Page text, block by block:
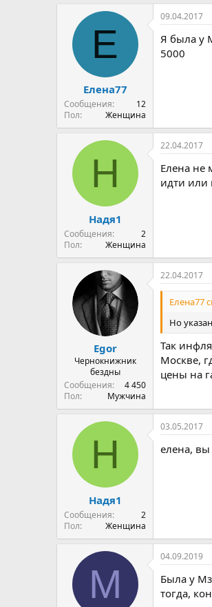
Е
Елена77
Сообщения
12
Пол
Женщина
09.04.2017
Я была у
5000
Н
Надя1
Сообщения
2
Пол
Женщина
22.04.2017
Елена не
идти или
Egor
Чернокнижник
бездны
Сообщения
4 450
Пол
Мужчина
22.04.2017
Елена77
Но
Так
Москве,
цены на
Н
Надя1
Сообщения
2
Пол
Женщина
03.05.2017
елена,
М
04.09.2019
Была у
тогда,